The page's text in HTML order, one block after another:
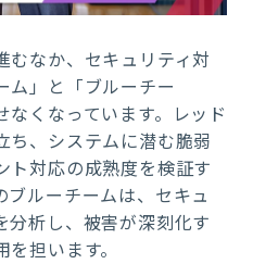
むなか、セキュリティ対
ム」と「ブルーチー
くなっています。レッド
ち、システムに潜む脆弱
ト対応の成熟度を検証す
ブルーチームは、セキュ
分析し、被害が深刻化す
担います。